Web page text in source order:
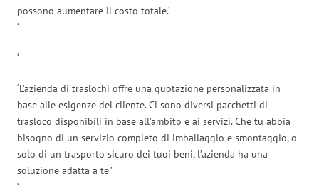
possono aumentare il costo totale.’
‘
‘
‘L’azienda di traslochi offre una quotazione personalizzata in
base alle esigenze del cliente. Ci sono diversi pacchetti di
trasloco disponibili in base all’ambito e ai servizi. Che tu abbia
bisogno di un servizio completo di imballaggio e smontaggio, o
solo di un trasporto sicuro dei tuoi beni, l’azienda ha una
soluzione adatta a te.’
‘